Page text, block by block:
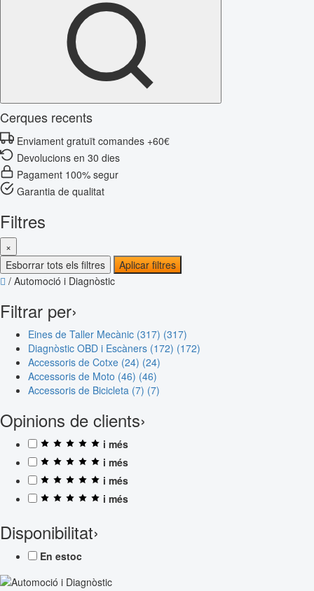
Cerques recents
Enviament gratuït comandes +60€
Devolucions en 30 dies
Pagament 100% segur
Garantia de qualitat
Filtres
×
Esborrar tots els filtres
Aplicar filtres
/ Automoció i Diagnòstic
Filtrar per›
Eines de Taller Mecànic (317) (317)
Diagnòstic OBD i Escàners (172) (172)
Accessoris de Cotxe (24) (24)
Accessoris de Moto (46) (46)
Accessoris de Bicicleta (7) (7)
Opinions de clients›
i més
i més
i més
i més
Disponibilitat›
En estoc